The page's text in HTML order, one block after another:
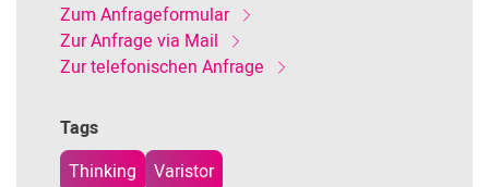
Zum Anfrageformular
Zur Anfrage via Mail
Zur telefonischen Anfrage
Tags
Thinking
Varistor